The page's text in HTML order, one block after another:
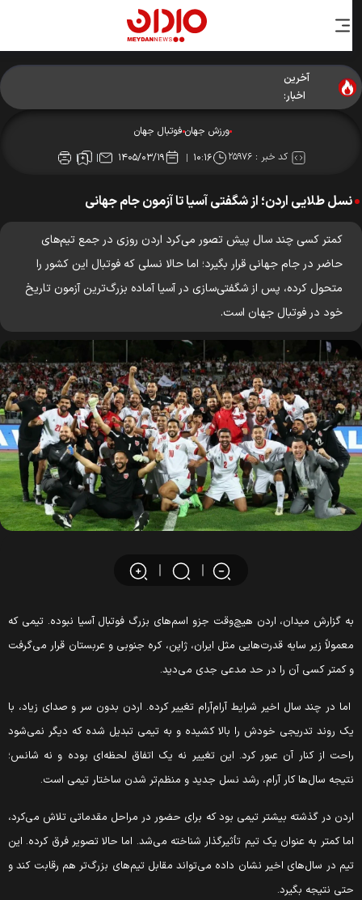
آخرین
اخبار:
ورزش جهانفوتبال جهان
کد خبر : ۲۵۹۷۶ ۱۰:۱۶ ۱۴۰۵/۰۳/۱۹
نسل طلایی اردن؛ از شگفتی آسیا تا آزمون جام جهانی
کمتر کسی چند سال پیش تصور می‌کرد اردن روزی در جمع تیم‌های
حاضر در جام جهانی قرار بگیرد؛ اما حالا نسلی که فوتبال این کشور را
متحول کرده، پس از شگفتی‌سازی در آسیا آماده بزرگ‌ترین آزمون تاریخ
خود در فوتبال جهان است.
گزارش میدان، اردن هیچ‌وقت جزو اسم‌های بزرگ فوتبال آسیا نبوده. تیمی که
زیر سایه قدرت‌هایی مثل ایران، ژاپن، کره جنوبی و عربستان قرار می‌گرفت
کمتر کسی آن را در حد مدعی جدی می‌دید.
در چند سال اخیر شرایط آرام‌آرام تغییر کرده. اردن بدون سر و صدای زیاد، با
روند تدریجی خودش را بالا کشیده و به تیمی تبدیل شده که دیگر نمی‌شود
از کنار آن عبور کرد. این تغییر نه یک اتفاق لحظه‌ای بوده و نه شانس؛
سال‌ها کار آرام، رشد نسل جدید و منظم‌تر شدن ساختار تیمی است.
در گذشته بیشتر تیمی بود که برای حضور در مراحل مقدماتی تلاش می‌کرد،
کمتر به عنوان یک تیم تأثیرگذار شناخته می‌شد. اما حالا تصویر فرق کرده. این
در سال‌های اخیر نشان داده می‌تواند مقابل تیم‌های بزرگ‌تر هم رقابت کند و
نتیجه بگیرد.